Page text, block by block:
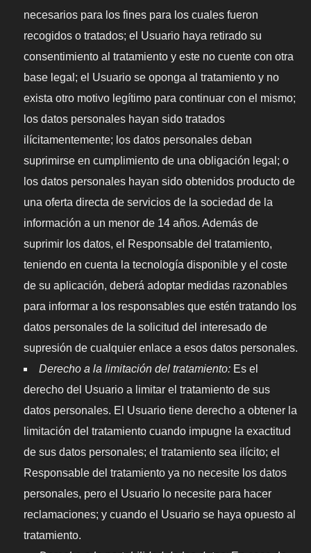
necesarios para los fines para los cuales fueron
recogidos o tratados; el Usuario haya retirado su
consentimiento al tratamiento y este no cuente con otra
base legal; el Usuario se oponga al tratamiento y no
exista otro motivo legítimo para continuar con el mismo;
los datos personales hayan sido tratados
ilícitamentemente; los datos personales deban
suprimirse en cumplimiento de una obligación legal; o
los datos personales hayan sido obtenidos producto de
una oferta directa de servicios de la sociedad de la
información a un menor de 14 años. Además de
suprimir los datos, el Responsable del tratamiento,
teniendo en cuenta la tecnología disponible y el coste
de su aplicación, deberá adoptar medidas razonables
para informar a los responsables que estén tratando los
datos personales de la solicitud del interesado de
supresión de cualquier enlace a esos datos personales.
Derecho a la limitación del tratamiento:Es el
derecho del Usuario a limitar el tratamiento de sus
datos personales. El Usuario tiene derecho a obtener la
limitación del tratamiento cuando impugne la exactitud
de sus datos personales; el tratamiento sea ilícito; el
Responsable del tratamiento ya no necesite los datos
personales, pero el Usuario lo necesite para hacer
reclamaciones; y cuando el Usuario se haya opuesto al
tratamiento.